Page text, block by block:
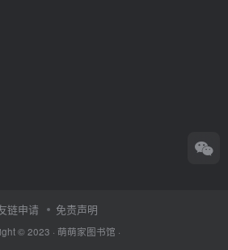
链申请 免责声明
© 2023 · 萌萌家图书馆 ·